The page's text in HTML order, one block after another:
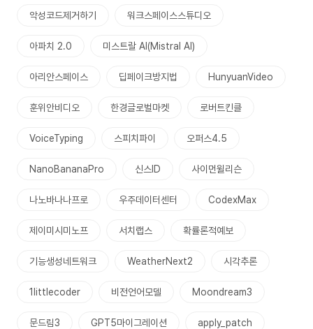
악성코드제거하기 워크스페이스스튜디오
아파치 2.0 미스트랄 AI(Mistral AI)
아리안스페이스 딥페이크방지법 HunyuanVideo
훈위안비디오 한경글로벌마켓 로버트킨클
VoiceTyping 스피치파이 오퍼스4.5
NanoBananaPro 신스ID 사이먼윌리슨
나노바나나프로 우주데이터센터 CodexMax
제이미시미노프 서치랩스 확률론적예보
기능생성네트워크 WeatherNext2 시각추론
1littlecoder 비전언어모델 Moondream3
문드림3 GPT5마이그레이션 apply_patch